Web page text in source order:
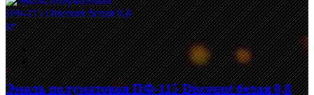
Эмаль полуматовая ПФ-115 Discount белая 0,8